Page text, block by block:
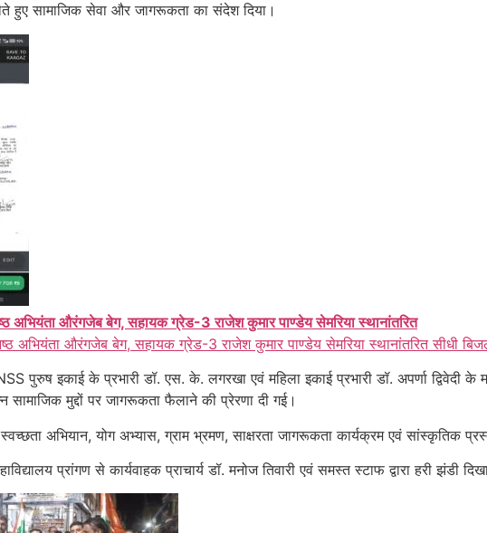
हुए सामाजिक सेवा और जागरूकता का संदेश दिया।
अभियंता औरंगजेब बेग, सहायक ग्रेड-3 राजेश कुमार पाण्डेय सेमरिया स्थानांतरित
अभियंता औरंगजेब बेग, सहायक ग्रेड-3 राजेश कुमार पाण्डेय सेमरिया स्थानांतरित सीधी
पुरुष इकाई के प्रभारी डॉ. एस. के. लगरखा एवं महिला इकाई प्रभारी डॉ. अपर्णा द्विवेदी
सामाजिक मुद्दों पर जागरूकता फैलाने की प्रेरणा दी गई।
अभियान, योग अभ्यास, ग्राम भ्रमण, साक्षरता जागरूकता कार्यक्रम एवं सांस्कृतिक
प्रांगण से कार्यवाहक प्राचार्य डॉ. मनोज तिवारी एवं समस्त स्टाफ द्वारा हरी झंडी